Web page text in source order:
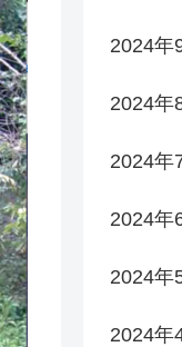
2024年
2024年
2024年
2024年
2024年
2024年